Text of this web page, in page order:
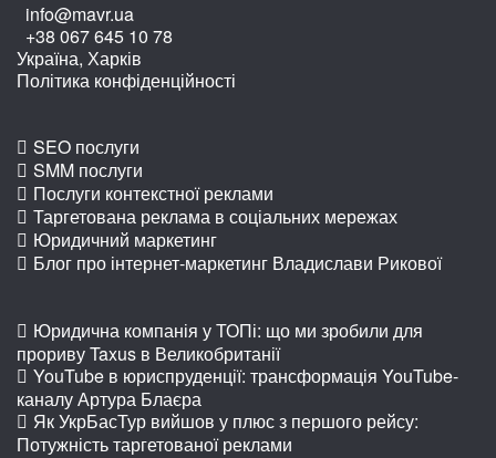
info@mavr.ua
+38 067 645 10 78
Україна, Харків
Політика конфіденційності
SEO послуги
SMM послуги
Послуги контекстної реклами
Таргетована реклама в соціальних мережах
Юридичний маркетинг
Блог про інтернет-маркетинг Владислави Рикової
Юридична компанія у ТОПі: що ми зробили для
прориву Taxus в Великобританії
YouTube в юриспруденції: трансформація YouTube-
каналу Артура Блаєра
Як УкрБасТур вийшов у плюс з першого рейсу:
Потужність таргетованої реклами